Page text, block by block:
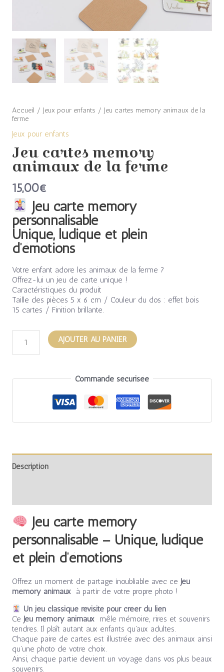
Accueil / Jeux pour enfants / Jeu cartes memory animaux de la
ferme
Jeux pour enfants
Jeu cartes memory
animaux de la ferme
15,00€
Jeu carte memory
personnalisable
Unique, ludique et plein
d’émotions
Votre enfant adore les animaux de la ferme ?
Offrez-lui un jeu de carte unique !
Caractéristiques du produit
Taille des pièces 5 x 6 cm / Couleur du dos : effet bois
15 cartes / Finition brillante.
AJOUTER AU PANIER
Commande sécurisée
Description
Jeu carte memory
personnalisable – Unique, ludique
et plein d’émotions
Offrez un moment de partage inoubliable avec ce Jeu
memory animauxà partir de votre propre photo !
Un jeu classique revisité pour créer du lien
Ce Jeu memory animauxmêle mémoire, rires et souvenirs
tendres. Il plaît autant aux enfants qu’aux adultes.
Chaque paire de cartes est illustrée avec des animaux ainsi
qu’une photo de votre choix.
Ainsi, chaque partie devient un voyage dans vos plus beaux
souvenirs.